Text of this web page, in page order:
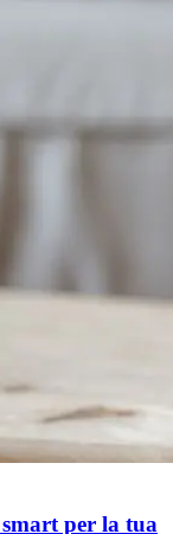
per la tua